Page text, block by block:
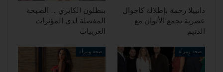
دانييلا رحمة بإطلالة كاجوال
عصرية تجمع الألوان مع
الدنيم
بنطلون الكابري… الصيحة
المفضلة لدى المؤثرات
العربيات
صحة ومرأة صحة ومرأة